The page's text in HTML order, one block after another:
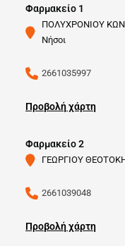
Φαρμακείο 1
ΠΟΛΥΧΡΟΝΙΟΥ
Νήσοι
2661035997
Προβολή χάρτη
Φαρμακείο 2
ΓΕΩΡΓΙΟΥ ΘΕΟΤΟΚΗ
2661039048
Προβολή χάρτη